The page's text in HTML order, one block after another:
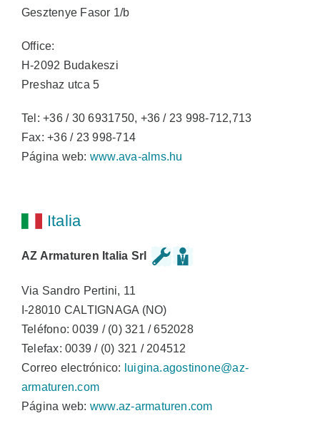
Gesztenye Fasor 1/b
Office:
H-2092 Budakeszi
Preshaz utca 5
Tel: +36 / 30 6931750, +36 / 23 998-712,713
Fax: +36 / 23 998-714
Página web: www.ava-alms.hu
Italia
AZ Armaturen Italia Srl
Via Sandro Pertini, 11
I-28010 CALTIGNAGA (NO)
Teléfono: 0039 / (0) 321 / 652028
Telefax: 0039 / (0) 321 / 204512
Correo electrónico:
luigina.agostinone@az-
armaturen.com
Página web: www.az-armaturen.com